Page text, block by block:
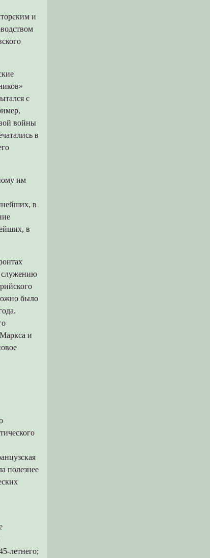
и
с
войны
в
им
в
в
служению
было
и
полезнее
летнего;